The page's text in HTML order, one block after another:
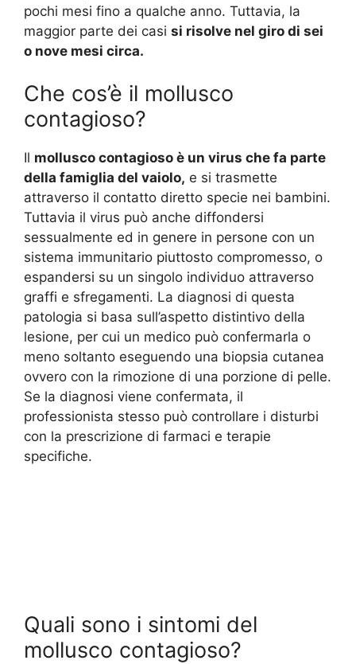
pochi mesi fino a qualche anno. Tuttavia, la
maggior parte dei casi si risolve nel giro di sei
o nove mesi circa.
Che cos’è il mollusco
contagioso?
Il mollusco contagioso è un virus che fa parte
della famiglia del vaiolo, e si trasmette
attraverso il contatto diretto specie nei bambini.
Tuttavia il virus può anche diffondersi
sessualmente ed in genere in persone con un
sistema immunitario piuttosto compromesso, o
espandersi su un singolo individuo attraverso
graffi e sfregamenti. La diagnosi di questa
patologia si basa sull’aspetto distintivo della
lesione, per cui un medico può confermarla o
meno soltanto eseguendo una biopsia cutanea
ovvero con la rimozione di una porzione di pelle.
Se la diagnosi viene confermata, il
professionista stesso può controllare i disturbi
con la prescrizione di farmaci e terapie
specifiche.
Quali sono i sintomi del
mollusco contagioso?